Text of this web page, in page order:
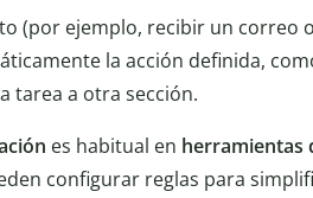
(por ejemplo, recibir un correo
la acción definida,
tarea a otra sección.
es habitual en herramientas
configurar reglas para